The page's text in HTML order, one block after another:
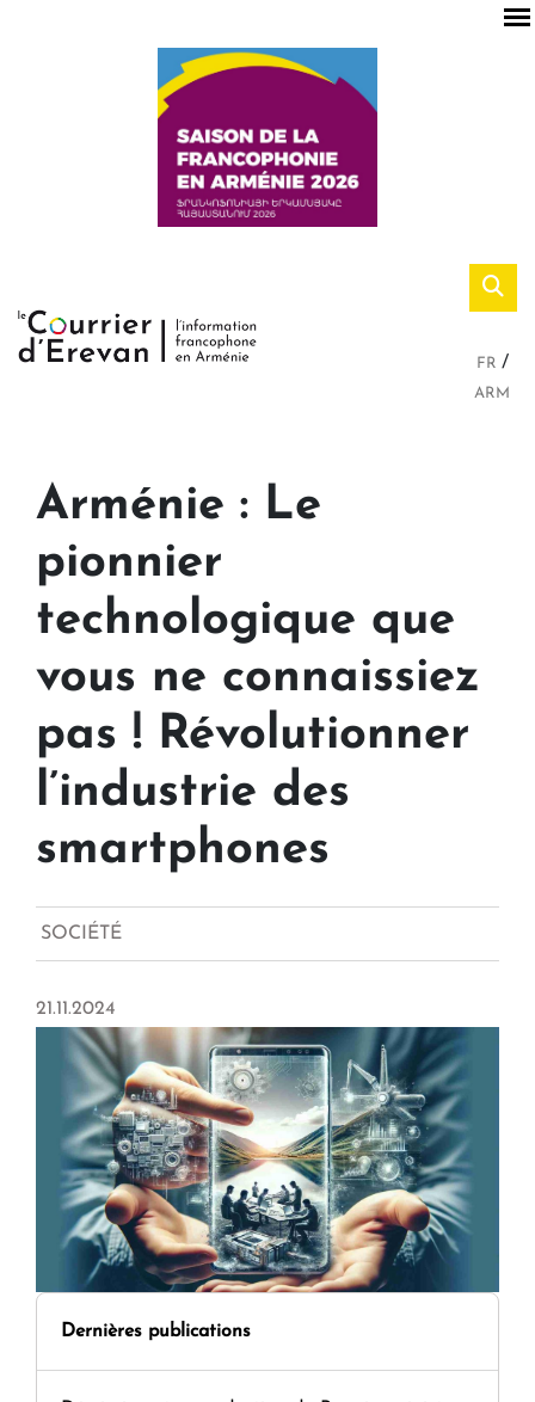
FR
ARM
Arménie : Le
pionnier
technologique que
vous ne connaissiez
pas ! Révolutionner
l’industrie des
smartphones
SOCIÉTÉ
21.11.2024
Dernières publications